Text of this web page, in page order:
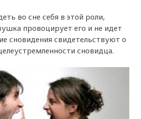
во сне себя в этой роли,
провоцирует его и не идет
сновидения свидетельствуют о
сновидца.